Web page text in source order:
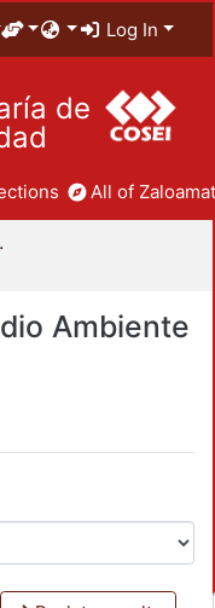
Log In
de
All of
Ambiente